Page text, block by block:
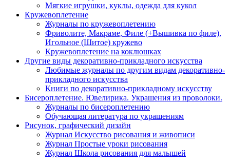
Мягкие игрушки, куклы, одежда для кукол
Кружевоплетение
Журналы по кружевоплетению
Фриволите, Макраме, Филе (+Вышивка по филе),
Игольное (Шитое) кружево
Кружевоплетение на коклюшках
Другие виды декоративно-прикладного искусства
Любимые журналы по другим видам декоративно-
прикладного искусства
Книги по декоративно-прикладному искусству
Бисероплетение. Ювелирика. Украшения из проволоки.
Журналы по бисероплетению
Обучающая литература по украшениям
Рисунок, графический дизайн
Журнал Искусство рисования и живописи
Журнал Простые уроки рисования
Журнал Школа рисования для малышей